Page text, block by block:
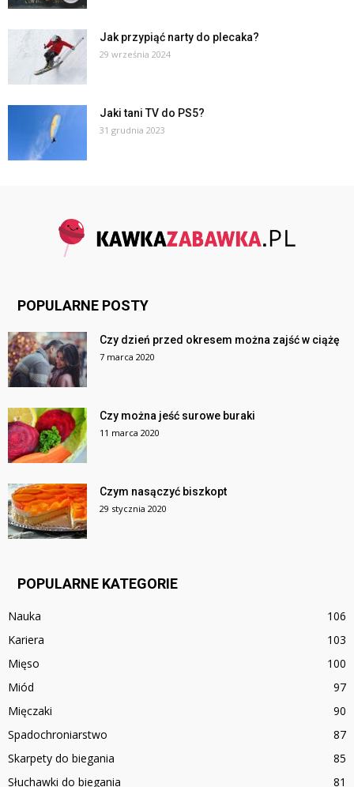
Jak przypiąć narty do plecaka?
29 września 2024
Jaki tani TV do PS5?
31 grudnia 2023
POPULARNE POSTY
Czy dzień przed okresem można zajść w ciążę
7 marca 2020
Czy można jeść surowe buraki
11 marca 2020
Czym nasączyć biszkopt
29 stycznia 2020
POPULARNE KATEGORIE
Nauka
106
Kariera
103
Mięso
100
Miód
97
Mięczaki
90
Spadochroniarstwo
87
Skarpety do biegania
85
Słuchawki do biegania
81